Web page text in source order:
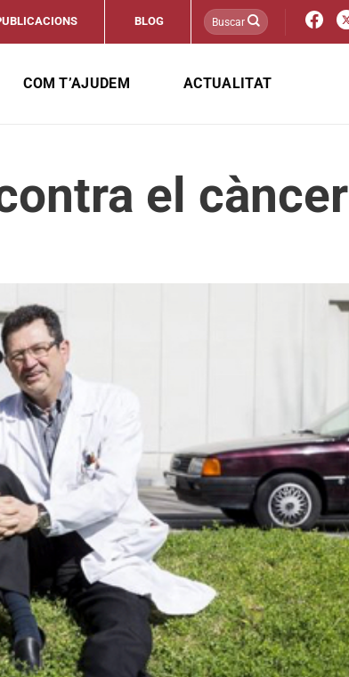
BLOG
COM T’AJUDEM ACTUALITAT
el càncer